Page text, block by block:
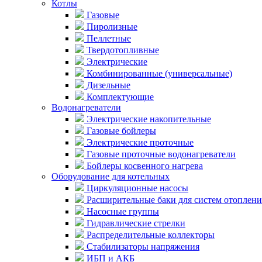
Котлы
Газовые
Пиролизные
Пеллетные
Твердотопливные
Электрические
Комбинированные (универсальные)
Дизельные
Комплектующие
Водонагреватели
Электрические накопительные
Газовые бойлеры
Электрические проточные
Газовые проточные водонагреватели
Бойлеры косвенного нагрева
Оборудование для котельных
Циркуляционные насосы
Расширительные баки для систем
Насосные группы
Гидравлические стрелки
Распределительные коллекторы
Стабилизаторы напряжения
ИБП и АКБ